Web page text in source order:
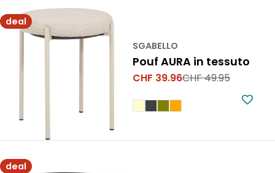
deal
SGABELLO
Pouf AURA in tessuto
Prezzo
vendita
CHF 39.96
Prezzo
CHF 49.95
deal